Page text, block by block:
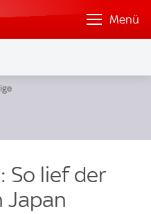
Menü
So lief der
Japan